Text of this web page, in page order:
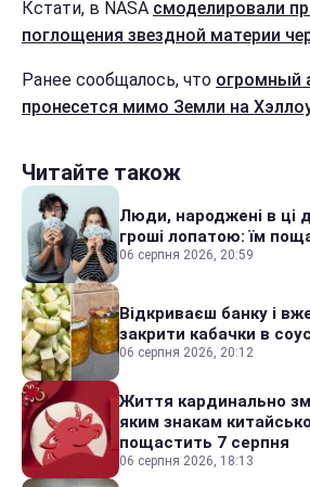
Кстати, в NASA смоделировали
поглощения звездной материи
Ранее сообщалось, что огромный
пронесется мимо Земли на
Читайте також
Люди, народжені в ці
гроші лопатою: їм
06 серпня 2026, 20:59
Відкриваєш банку і
закрити кабачки в
06 серпня 2026, 20:12
Життя кардинально
яким знакам
пощастить 7 серпня
06 серпня 2026, 18:13